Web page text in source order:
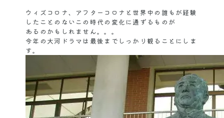
ウィズコロナ、アフターコロナと世界中の誰もが経験
したことのないこの時代の変化に通ずるものが
あるのかもしれません。。。
今年の大河ドラマは最後までしっかり観ることにしま
す。